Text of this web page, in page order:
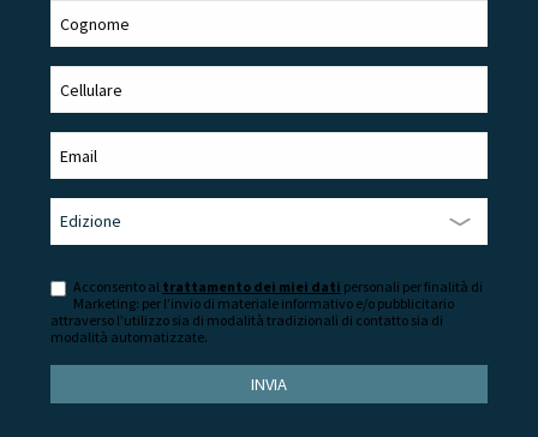
Acconsento al trattamento dei miei dati personali per finalità di
Marketing: per l’invio di materiale informativo e/o pubblicitario
attraverso l’utilizzo sia di modalità tradizionali di contatto sia di
modalità automatizzate.